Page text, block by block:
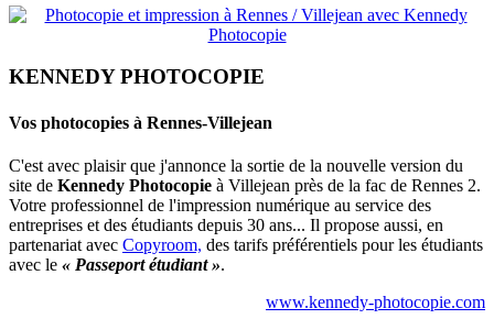
KENNEDY PHOTOCOPIE
Vos photocopies à Rennes-Villejean
C'est avec plaisir que j'annonce la sortie de la nouvelle version du
site de Kennedy Photocopie à Villejean près de la fac de Rennes 2.
Votre professionnel de l'impression numérique au service des
entreprises et des étudiants depuis 30 ans... Il propose aussi, en
partenariat avec Copyroom, des tarifs préférentiels pour les étudiants
avec le « Passeport étudiant ».
www.kennedy-photocopie.com